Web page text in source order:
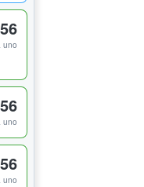
uno
uno
uno